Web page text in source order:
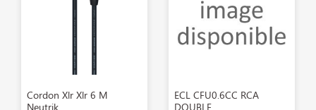
 Aperçu rapide
Cordon Xlr Xlr 6 M
Neutrik...
Aperçu rapide
ECL CFU0.6CC RCA
DOUBLE...